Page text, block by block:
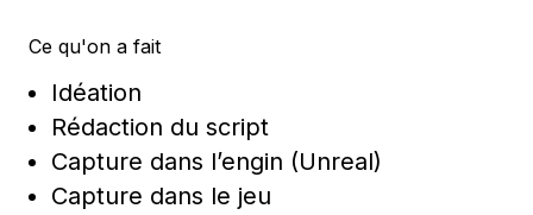
Ce qu'on a fait
Idéation
Rédaction du script
Capture dans l’engin (Unreal)
Capture dans le jeu